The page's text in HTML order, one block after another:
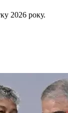
2026 року.